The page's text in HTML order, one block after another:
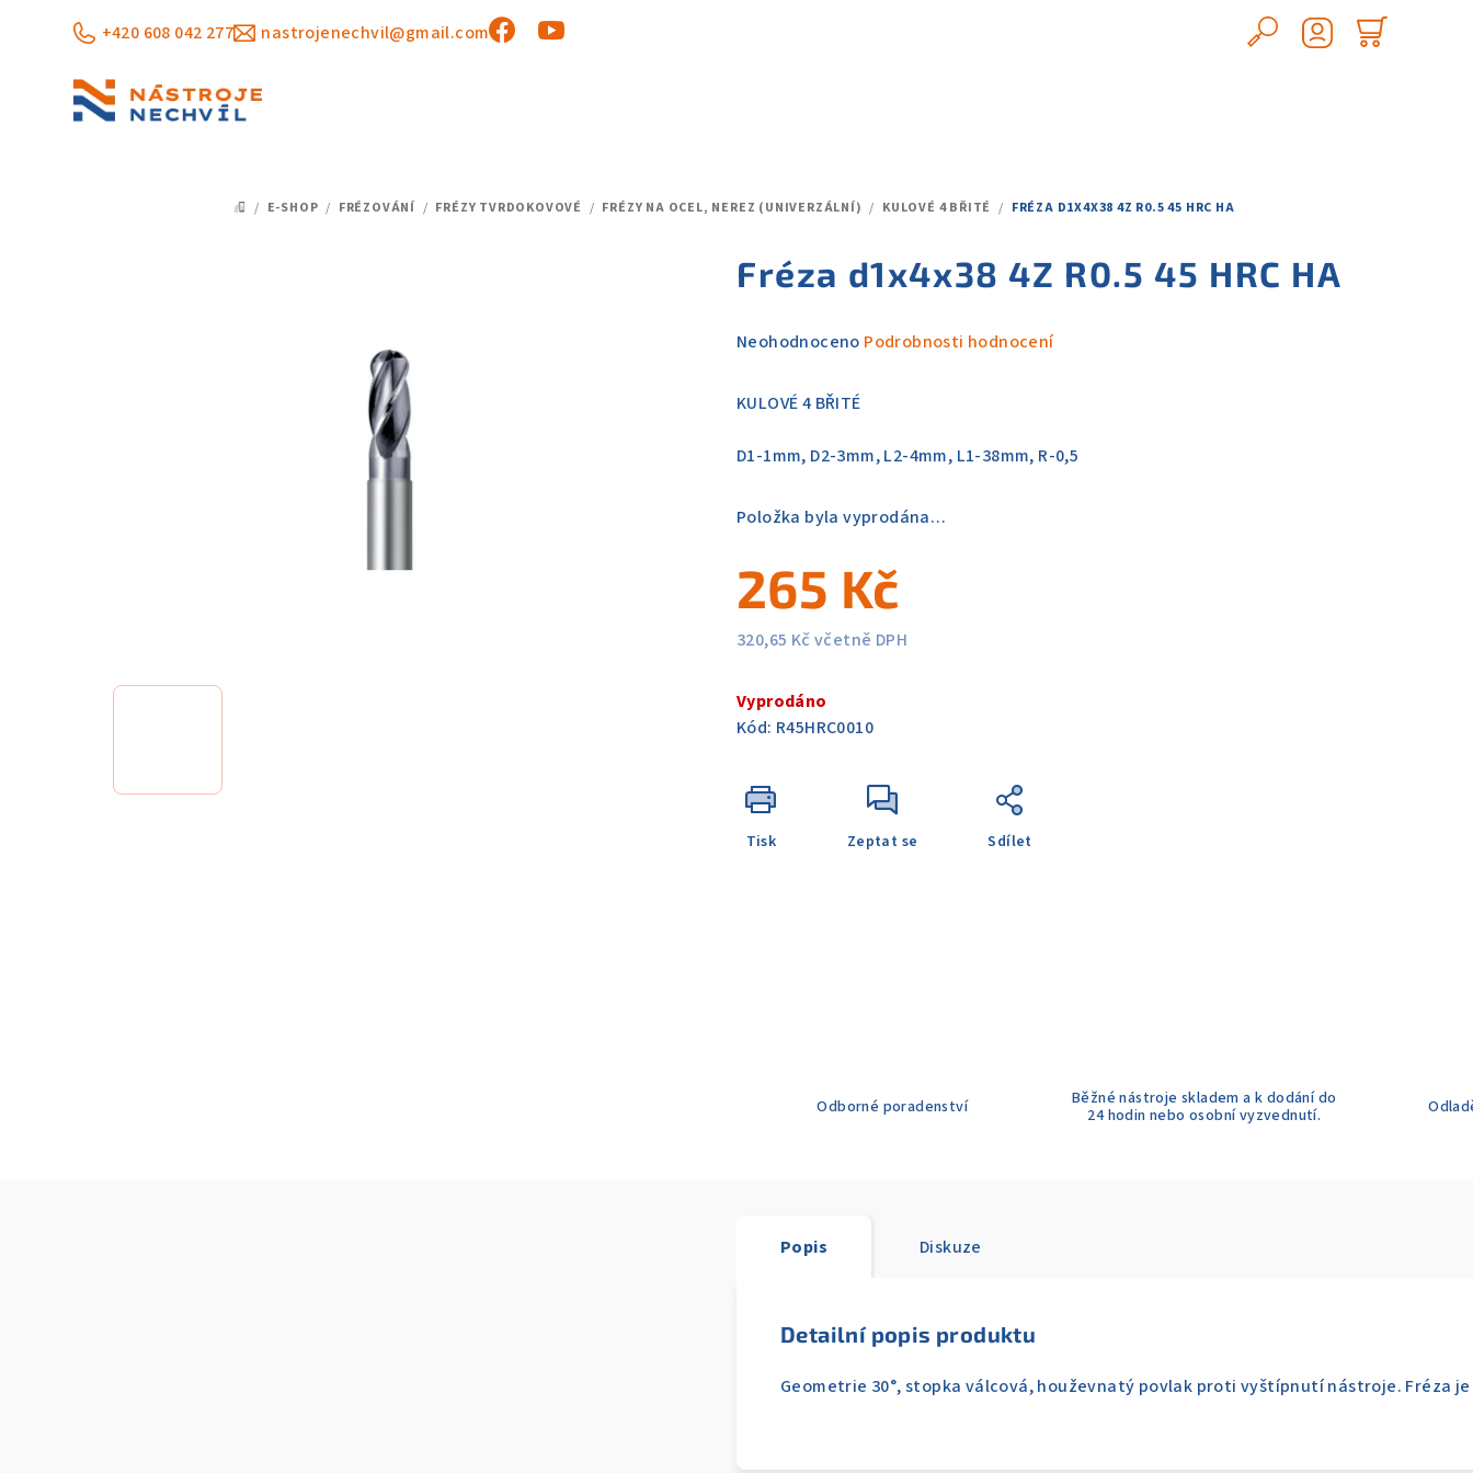
+420 608 042 277 nastrojenechvil@gmail.com
Hledat
DOMŮ
/ E-SHOP / FRÉZOVÁNÍ / FRÉZY TVRDOKOVOVÉ / FRÉZY NA OCEL, NEREZ (UNIVERZÁLNÍ) / KULOVÉ 4 BŘITÉ / FRÉZA D1X4X38 4Z R0.5 45 HRC HA
Fréza d1x4x38 4Z R0.5 45 HRC HA
Průměrné
produktu
0,0
hvězdiček.
Neohodnoceno Podrobnosti hodnocení
KULOVÉ 4 BŘITÉ
D1-1mm, D2-3mm, L2-4mm, L1-38mm, R-0,5
Položka byla vyprodána…
265 Kč
320,65 Kč včetně DPH
cena:
Vyprodáno
Kód: R45HRC0010
Tisk Zeptat se Sdílet
Odborné poradenství
Běžné nástroje skladem a k dodání do
24 hodin nebo osobní vyzvednutí.
Popis Diskuze
Detailní popis produktu
Geometrie 30°, stopka válcová, houževnatý povlak proti vyštípnutí nástroje. Fréza